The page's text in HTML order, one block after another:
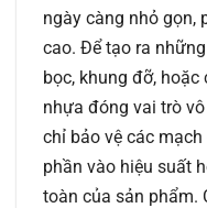
ngày càng nhỏ gọn,
cao. Để tạo ra
bọc, khung đỡ,
nhựa đóng vai trò
chỉ bảo vệ các
phần vào hiệu suất
toàn của sản phẩm.